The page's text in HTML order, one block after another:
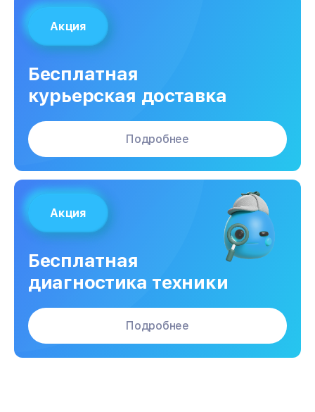
Акция
Бесплатная
курьерская доставка
Подробнее
Акция
Бесплатная
диагностика техники
Подробнее